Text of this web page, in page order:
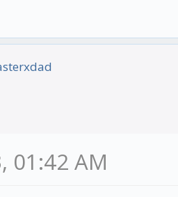
01:42 AM